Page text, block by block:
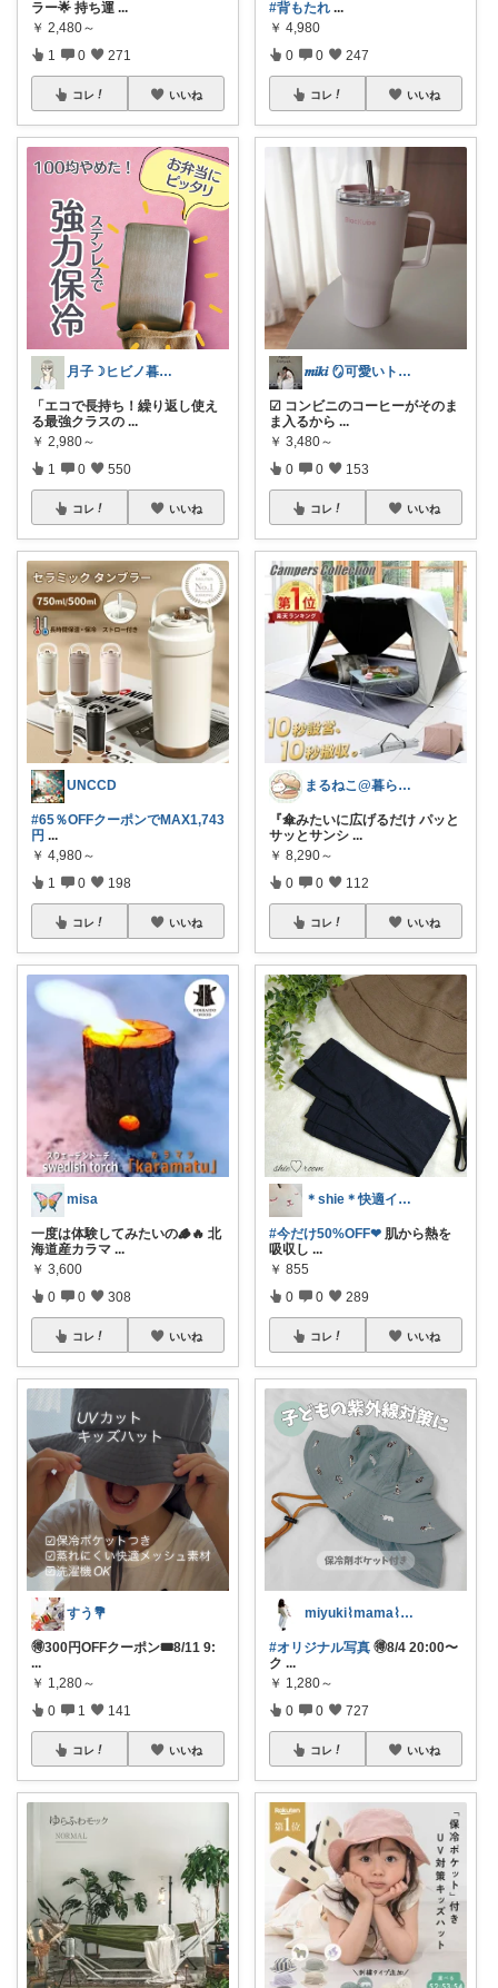
ラー🌟 持ち運 ...
￥ 2,480～
1 0 271
コレ いいね
月子☽ヒビノ暮らしレシピ
「エコで長持ち！繰り返し使え
る最強クラスの ...
￥ 2,980～
1 0 550
コレ いいね
UNCCD
#65％OFFクーポンでMAX1,743
円 ...
￥ 4,980～
1 0 198
コレ いいね
misa
一度は体験してみたいの🪵🔥 北
海道産カラマ ...
￥ 3,600
0 0 308
コレ いいね
すう💐
🉐300円OFFクーポン🎟️8/11 9:
...
￥ 1,280～
0 1 141
コレ いいね
#背もたれ ...
￥ 4,980
0 0 247
コレ いいね
𝒎𝒊𝒌𝒊 🪞可愛いトレンド集め
☑︎ コンビニのコーヒーがそのま
ま入るから ...
￥ 3,480～
0 0 153
コレ いいね
まるねこ@暮らしと子育て🐈️🌸
『傘みたいに広げるだけ パッと
サッとサンシ ...
￥ 8,290～
0 0 112
コレ いいね
＊shie＊快適インテリア＆雑貨グッズ
#今だけ50%OFF❤︎ 肌から熱を
吸収し ...
￥ 855
0 0 289
コレ いいね
miyuki⌇mama⌇注文住宅計画中
#オリジナル写真 🉐8/4 20:00〜
ク ...
￥ 1,280～
0 0 727
コレ いいね